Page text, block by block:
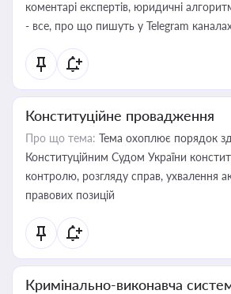
коментарі експертів, юридичні
- все, про що пишуть у Telegram
Конституційне провадження
Про що тема: Тема охоплює порядок
Конституційним Судом України
контролю, розгляду справ, ухвалення
правових позицій
Кримінально-виконавча